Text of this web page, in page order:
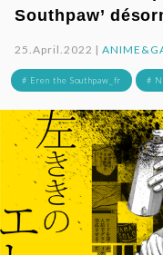
Southpaw’
25.April.2022 |
# Eren the Southpaw_fr #